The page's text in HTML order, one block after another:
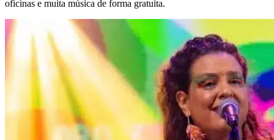
oficinas e muita música de forma gratuita.